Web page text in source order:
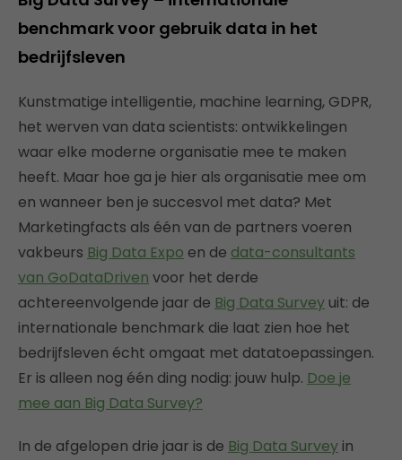
benchmark voor gebruik data in het
bedrijfsleven
Kunstmatige intelligentie, machine learning, GDPR,
het werven van data scientists: ontwikkelingen
waar elke moderne organisatie mee te maken
heeft. Maar hoe ga je hier als organisatie mee om
en wanneer ben je succesvol met data? Met
Marketingfacts als één van de partners voeren
vakbeurs Big Data Expo en de data-consultants
van GoDataDriven voor het derde
achtereenvolgende jaar de Big Data Surveyuit: de
internationale benchmark die laat zien hoe het
bedrijfsleven écht omgaat met datatoepassingen.
Er is alleen nog één ding nodig: jouw hulp. Doe je
mee aan Big Data Survey?
In de afgelopen drie jaar is de Big Data Surveyin